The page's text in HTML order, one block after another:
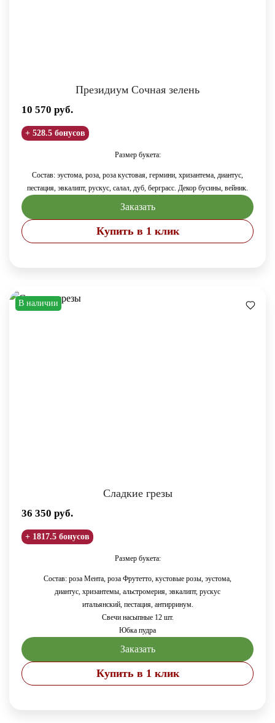
Президиум Сочная зелень
10 570 руб.
+ 528.5 бонусов
Размер букета:
Состав: эустома, роза, роза кустовая, гермини, хризантема, диантус,
пестация, эвкалипт, рускус, салал, дуб, берграсс. Декор бусины, вейник.
Заказать
Купить в 1 клик
В наличии
Сладкие грезы
36 350 руб.
+ 1817.5 бонусов
Размер букета:
Состав: роза Мента, роза Фрутетто, кустовые розы, эустома,
диантус, хризантемы, альстромерия, эвкалипт, рускус
итальянский, пестация, антирринум.
Свечи насыпные 12 шт.
Юбка пудра
Заказать
Купить в 1 клик